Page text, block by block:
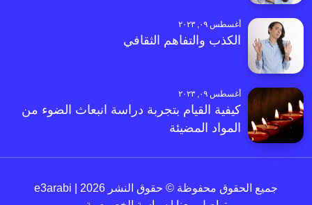
أغسطس ٠٩, ٢٠٢٣
الكذب والتفاهم الثقافي
أغسطس ٠٩, ٢٠٢٣
كيفية القيام بتجربة دراسة انبعاث الضوء من
المواد المضيئة
جميع الحقوق محفوظة © حقوق النشر 2026 | e3arabi